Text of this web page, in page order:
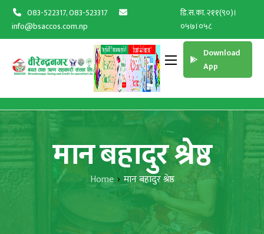
083-522317, 083-523317
info@bsaccos.com.np
डि.स.का. २११(९०)।
०५७।०५८
Download
App
मान बहादुर श्रेष्ठ
Home मान बहादुर श्रेष्ठ